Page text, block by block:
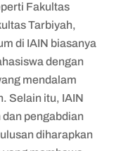
Fakultas
Tarbiyah,
di IAIN biasanya
dengan
mendalam
Selain itu, IAIN
pengabdian
diharapkan